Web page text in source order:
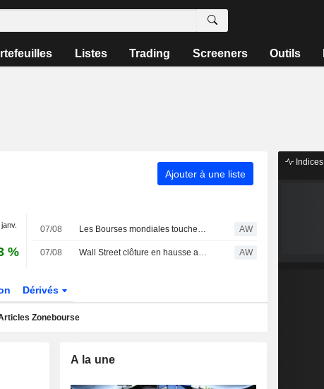
Listes Trading Screeners Outils
Ajouter à une liste
%
07/08 Les Bourses mondiales touchent des sommets après l'emploi américain AW
07/08 Wall Street clôture en hausse après l'emploi américain AW
Dérivés
Zonebourse
A la une
Indices